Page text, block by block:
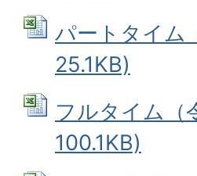
パートタイム
25.1KB)
フルタイム（
100.1KB)